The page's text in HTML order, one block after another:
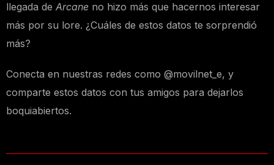
llegada de Arcane no hizo más que hacernos interesar
más por su lore. ¿Cuáles de estos datos te sorprendió
más?
Conecta en nuestras redes como @movilnet_e, y
comparte estos datos con tus amigos para dejarlos
boquiabiertos.